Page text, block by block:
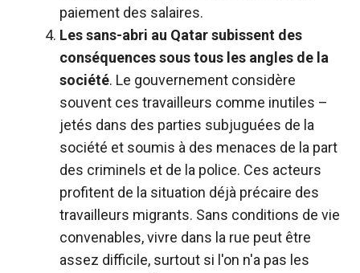
paiement des salaires.
Les sans-abri au Qatar subissent des
conséquences sous tous les angles de la
société. Le gouvernement considère
souvent ces travailleurs comme inutiles –
jetés dans des parties subjuguées de la
société et soumis à des menaces de la part
des criminels et de la police. Ces acteurs
profitent de la situation déjà précaire des
travailleurs migrants. Sans conditions de vie
convenables, vivre dans la rue peut être
assez difficile, surtout si l'on n'a pas les